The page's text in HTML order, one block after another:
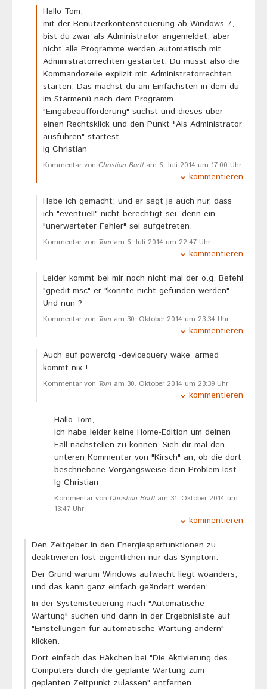
Hallo Tom,
mit der Benutzerkontensteuerung ab Windows 7,
bist du zwar als Administrator angemeldet, aber
nicht alle Programme werden automatisch mit
Administratorrechten gestartet. Du musst also die
Kommandozeile explizit mit Administratorrechten
starten. Das machst du am Einfachsten in dem du
im Starmenü nach dem Programm
"Eingabeaufforderung" suchst und dieses über
einen Rechtsklick und den Punkt "Als Administrator
ausführen" startest.
lg Christian
Kommentar von Christian Bartl am 6. Juli 2014 um 17:00 Uhr
kommentieren
Habe ich gemacht; und er sagt ja auch nur, dass
ich "eventuell" nicht berechtigt sei, denn ein
"unerwarteter Fehler" sei aufgetreten.
Kommentar von Tom am 6. Juli 2014 um 22:47 Uhr
kommentieren
Leider kommt bei mir noch nicht mal der o.g. Befehl
"gpedit.msc" er "konnte nicht gefunden werden".
Und nun ?
Kommentar von Tom am 30. Oktober 2014 um 23:34 Uhr
kommentieren
Auch auf powercfg -devicequery wake_armed
kommt nix !
Kommentar von Tom am 30. Oktober 2014 um 23:39 Uhr
kommentieren
Hallo Tom,
ich habe leider keine Home-Edition um deinen
Fall nachstellen zu können. Sieh dir mal den
unteren Kommentar von "Kirsch" an, ob die dort
beschriebene Vorgangsweise dein Problem löst.
lg Christian
Kommentar von Christian Bartl am 31. Oktober 2014 um
13:47 Uhr
kommentieren
Den Zeitgeber in den Energiesparfunktionen zu
deaktivieren löst eigentlichen nur das Symptom.
Der Grund warum Windows aufwacht liegt woanders,
und das kann ganz einfach geändert werden:
In der Systemsteuerung nach "Automatische
Wartung" suchen und dann in der Ergebnisliste auf
"Einstellungen für automatische Wartung ändern"
klicken.
Dort einfach das Häkchen bei "Die Aktivierung des
Computers durch die geplante Wartung zum
geplanten Zeitpunkt zulassen" entfernen.